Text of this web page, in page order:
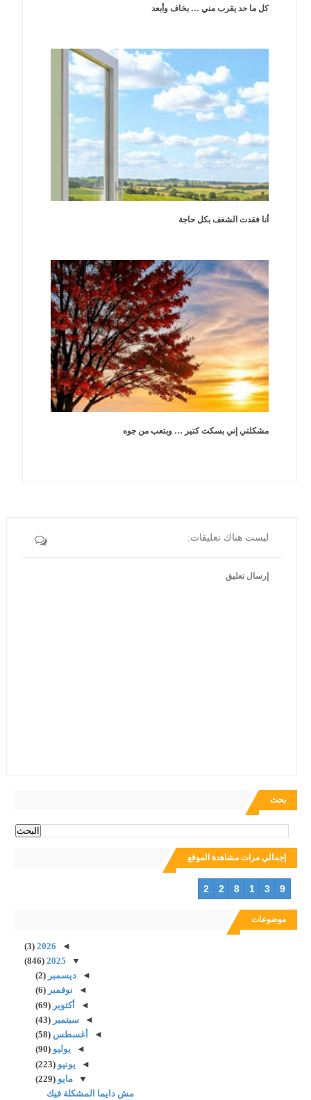
كل ما حد يقرب مني … بخاف وأبعد
أنا فقدت الشغف بكل حاجة
مشكلتي إني بسكت كتير … وبتعب من جوه
ليست هناك تعليقات:
إرسال تعليق
بحث
إجمالي مرات مشاهدة الموقع
2 2 8 1 3 9
موضوعات
◄
2026
(3)
▼
2025
(846)
◄ديسمبر(2)
◄ نوفمبر(6)
◄أكتوبر(69)
◄سبتمبر(43)
◄
أغسطس(58)
◄ يوليو(90)
◄ يونيو(223)
▼مايو(229)
مش دايما المشكلة فيك